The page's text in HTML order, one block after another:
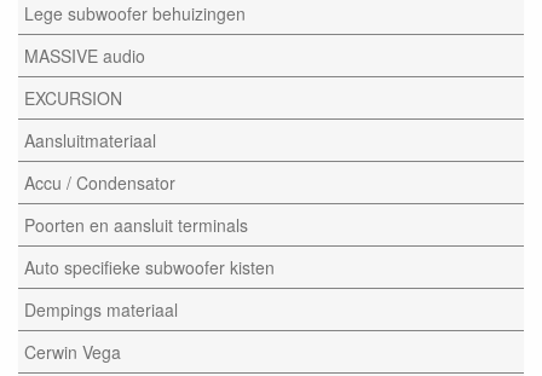
Lege subwoofer behuizingen
MASSIVE audio
EXCURSION
Aansluitmateriaal
Accu / Condensator
Poorten en aansluit terminals
Auto specifieke subwoofer kisten
Dempings materiaal
Cerwin Vega